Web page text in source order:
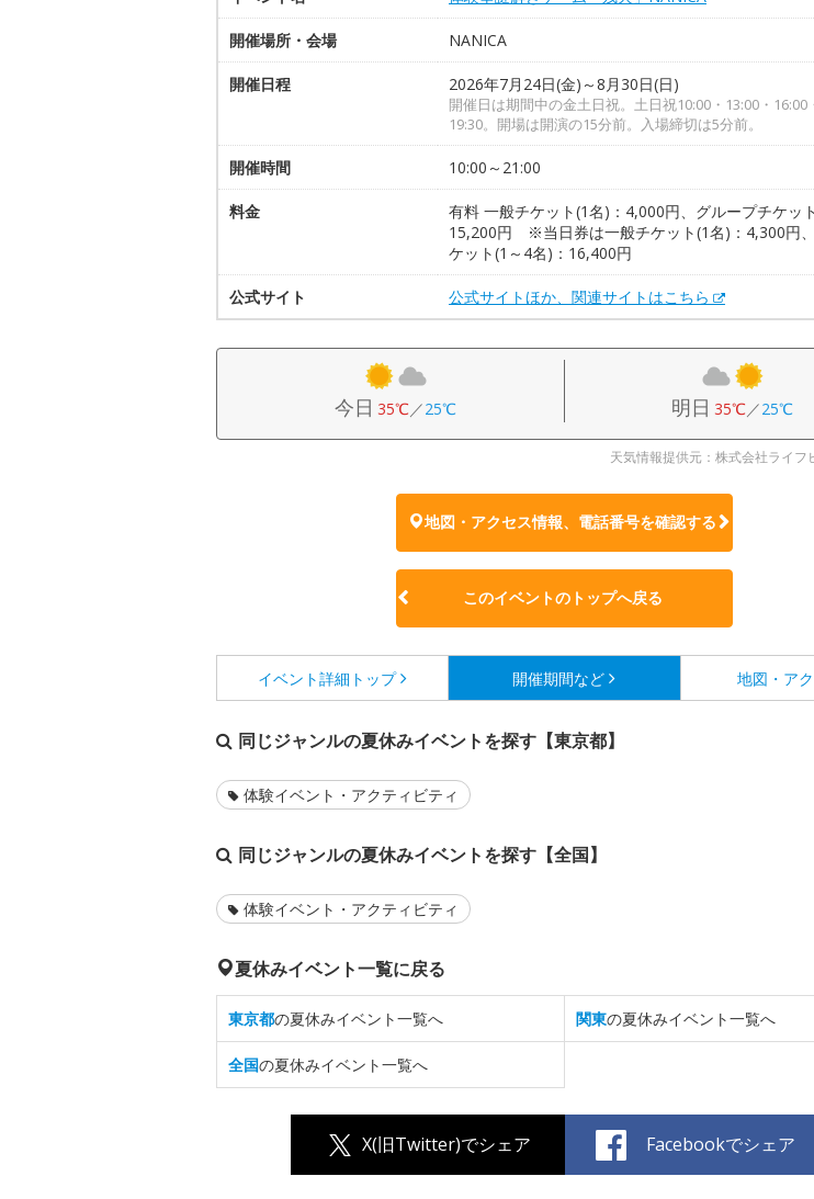
開催場所・会場 NANICA
開催日程 2026年7月24日(金)～8月30日(日)
開催日は期間中の金土日祝。土日祝10:00・13:00・16:00
19:30。開場は開演の15分前。入場締切は5分前。
開催時間 10:00～21:00
料金
有料 一般チケット(1名)：4,000円、グループチケッ
15,200円 ※当日券は一般チケット(1名)：4,300円
ケット(1～4名)：16,400円
公式サイト 公式サイトほか、関連サイトはこちら
今日 35℃／25℃ 明日 35℃／25℃
天気情報提供元：株式会社ライフ
地図・アクセス情報、電話番号を確認する
このイベントのトップへ戻る
イベント詳細 トップ 開催期間など 地図・ア
同じジャンルの夏休みイベントを探す【東京都】
体験イベント・アクティビティ
同じジャンルの夏休みイベントを探す【全国】
体験イベント・アクティビティ
夏休みイベント一覧に戻る
東京都の夏休みイベント一覧へ 関東の夏休みイベント一覧へ
全国の夏休みイベント一覧へ
X(旧Twitter)でシェア Facebookでシェア